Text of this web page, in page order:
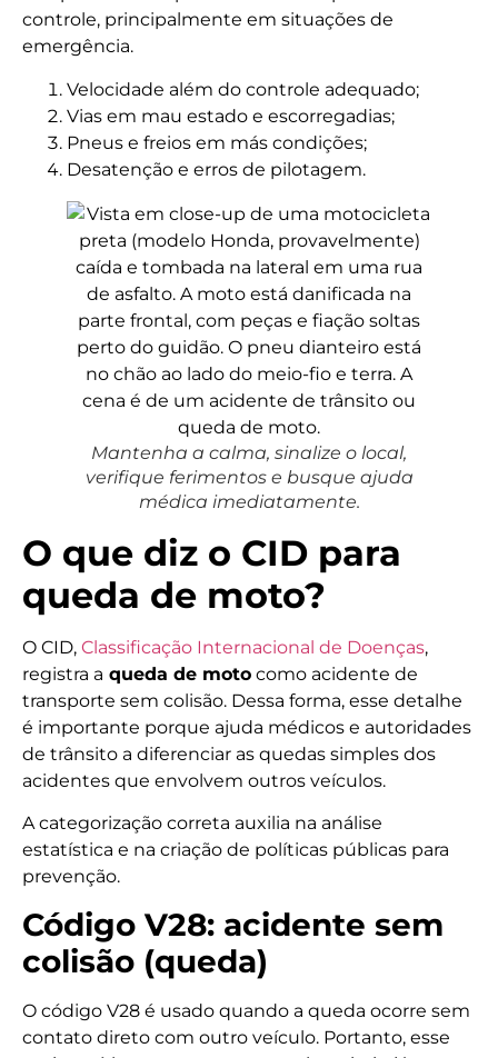
controle, principalmente em situações de
emergência.
Velocidade além do controle adequado;
Vias em mau estado e escorregadias;
Pneus e freios em más condições;
Desatenção e erros de pilotagem.
Mantenha a calma, sinalize o local,
verifique ferimentos e busque ajuda
médica imediatamente.
O que diz o CID para
queda de moto?
O CID, Classificação Internacional de Doenças,
registra a queda de moto como acidente de
transporte sem colisão. Dessa forma, esse detalhe
é importante porque ajuda médicos e autoridades
de trânsito a diferenciar as quedas simples dos
acidentes que envolvem outros veículos.
A categorização correta auxilia na análise
estatística e na criação de políticas públicas para
prevenção.
Código V28: acidente sem
colisão (queda)
O código V28 é usado quando a queda ocorre sem
contato direto com outro veículo. Portanto, esse